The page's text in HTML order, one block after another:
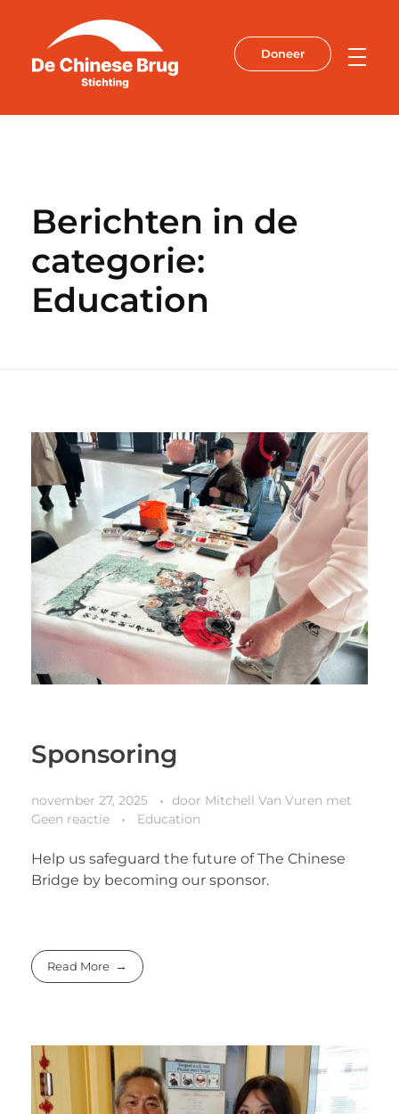
Doneer
Berichten in de
categorie:
Education
Sponsoring
november 27, 2025 door Mitchell Van Vuren met
Geen reactie
Education
Help us safeguard the future of The Chinese
Bridge by becoming our sponsor.
Read More